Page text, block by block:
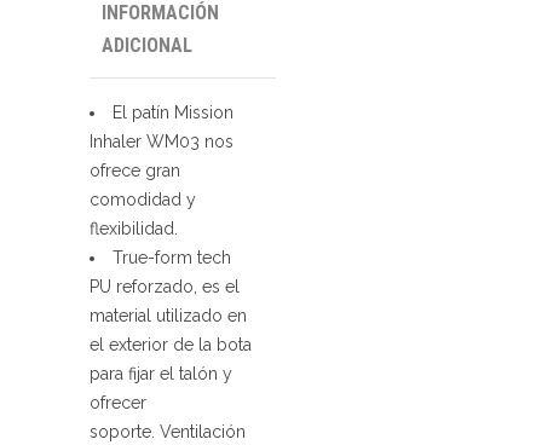
INFORMACIÓN
ADICIONAL
El patín Mission
Inhaler WM03 nos
ofrece gran
comodidad y
flexibilidad.
True-form tech
PU reforzado, es el
material utilizado en
el exterior de la bota
para fijar el talón y
ofrecer
soporte. Ventilación